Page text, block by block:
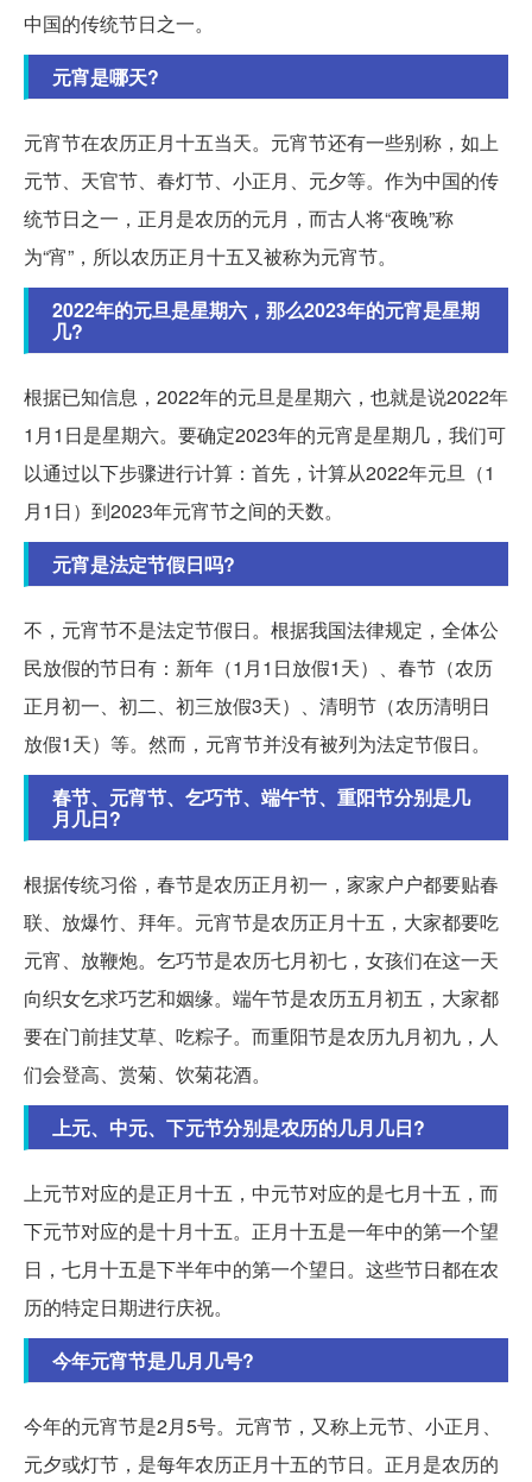
中国的传统节日之一。
元宵是哪天?
元宵节在农历正月十五当天。元宵节还有一些别称，如上
元节、天官节、春灯节、小正月、元夕等。作为中国的传
统节日之一，正月是农历的元月，而古人将“夜晚”称
为“宵”，所以农历正月十五又被称为元宵节。
2022年的元旦是星期六，那么2023年的元宵是星期
几?
根据已知信息，2022年的元旦是星期六，也就是说2022年
1月1日是星期六。要确定2023年的元宵是星期几，我们可
以通过以下步骤进行计算：首先，计算从2022年元旦（1
月1日）到2023年元宵节之间的天数。
元宵是法定节假日吗?
不，元宵节不是法定节假日。根据我国法律规定，全体公
民放假的节日有：新年（1月1日放假1天）、春节（农历
正月初一、初二、初三放假3天）、清明节（农历清明日
放假1天）等。然而，元宵节并没有被列为法定节假日。
春节、元宵节、乞巧节、端午节、重阳节分别是几
月几日?
根据传统习俗，春节是农历正月初一，家家户户都要贴春
联、放爆竹、拜年。元宵节是农历正月十五，大家都要吃
元宵、放鞭炮。乞巧节是农历七月初七，女孩们在这一天
向织女乞求巧艺和姻缘。端午节是农历五月初五，大家都
要在门前挂艾草、吃粽子。而重阳节是农历九月初九，人
们会登高、赏菊、饮菊花酒。
上元、中元、下元节分别是农历的几月几日?
上元节对应的是正月十五，中元节对应的是七月十五，而
下元节对应的是十月十五。正月十五是一年中的第一个望
日，七月十五是下半年中的第一个望日。这些节日都在农
历的特定日期进行庆祝。
今年元宵节是几月几号?
今年的元宵节是2月5号。元宵节，又称上元节、小正月、
元夕或灯节，是每年农历正月十五的节日。正月是农历的